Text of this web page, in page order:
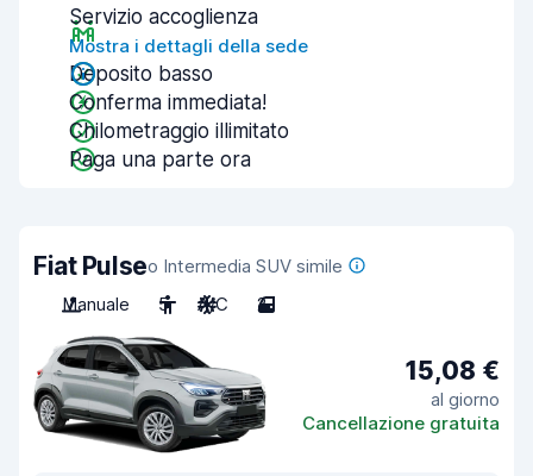
Servizio accoglienza
Mostra i dettagli della sede
Deposito basso
Conferma immediata!
Chilometraggio illimitato
Paga una parte ora
Fiat Pulseo Intermedia SUV simile
Manuale
5 A/C 2
15,08 €
al giorno
Cancellazione gratuita